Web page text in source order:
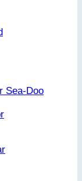
Sea-Doo